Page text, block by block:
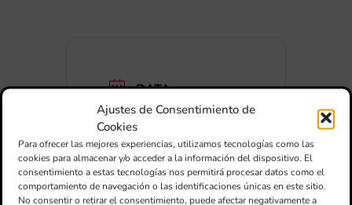
Ajustes de Consentimiento de
Cookies
Para ofrecer las mejores experiencias, utilizamos tecnologías como las
cookies para almacenar y/o acceder a la información del dispositivo. El
consentimiento a estas tecnologías nos permitirá procesar datos como el
comportamiento de navegación o las identificaciones únicas en este sitio.
No consentir o retirar el consentimiento, puede afectar negativamente a
DATA
14 Feb 2025
Expired!
HORA
19:30